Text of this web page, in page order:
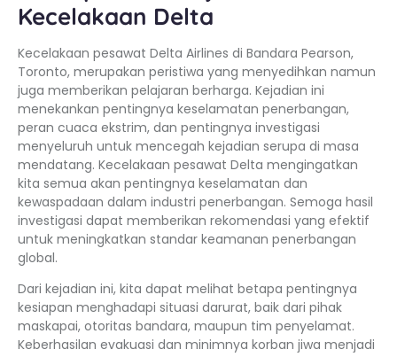
Kecelakaan Delta
Kecelakaan pesawat Delta Airlines di Bandara Pearson,
Toronto, merupakan peristiwa yang menyedihkan namun
juga memberikan pelajaran berharga. Kejadian ini
menekankan pentingnya keselamatan penerbangan,
peran cuaca ekstrim, dan pentingnya investigasi
menyeluruh untuk mencegah kejadian serupa di masa
mendatang. Kecelakaan pesawat Delta mengingatkan
kita semua akan pentingnya keselamatan dan
kewaspadaan dalam industri penerbangan. Semoga hasil
investigasi dapat memberikan rekomendasi yang efektif
untuk meningkatkan standar keamanan penerbangan
global.
Dari kejadian ini, kita dapat melihat betapa pentingnya
kesiapan menghadapi situasi darurat, baik dari pihak
maskapai, otoritas bandara, maupun tim penyelamat.
Keberhasilan evakuasi dan minimnya korban jiwa menjadi